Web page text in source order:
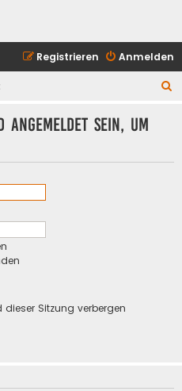
Anmelden
Registrieren
sein, um
Sitzung verbergen